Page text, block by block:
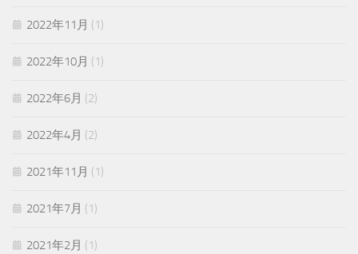
2022年11月 (1)
2022年10月 (1)
2022年6月 (2)
2022年4月 (2)
2021年11月 (1)
2021年7月 (1)
2021年2月 (1)